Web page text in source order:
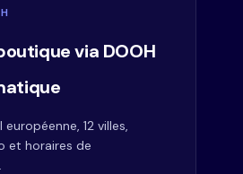
via DOOH
12 villes,
et horaires de